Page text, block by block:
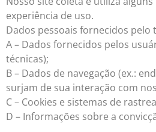
experiência de uso.
Dados pessoais fornecidos pelo
A – Dados fornecidos pelos
técnicas);
B – Dados de navegação (ex.:
surjam de sua interação com
C – Cookies e sistemas de
D – Informações sobre a